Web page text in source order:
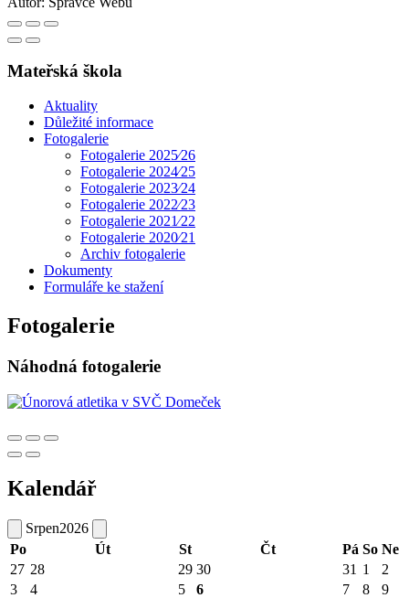
Mateřská škola
Aktuality
Důležité informace
Fotogalerie
Fotogalerie 2025⁄26
Fotogalerie 2024⁄25
Fotogalerie 2023⁄24
Fotogalerie 2022⁄23
Fotogalerie 2021⁄22
Fotogalerie 2020⁄21
Archiv fotogalerie
Dokumenty
Formuláře ke stažení
Fotogalerie
Náhodná fotogalerie
Kalendář
Srpen2026
Po
Út St Čt Pá So Ne
27 28 29 30 31 1
2
3
4 5 6 7 8
9